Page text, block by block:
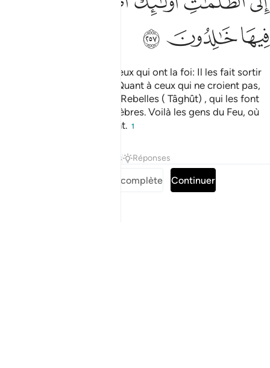
ﱚﱛ ﱜ
Allah est le défenseur de ceux qui ont la foi: Il les fait sortir
des ténèbres à la lumière. Quant à ceux qui ne croient pas,
ils ont pour défenseurs les Rebelles ( Tâghût) , qui les font
sortir de la lumière aux ténèbres. Voilà les gens du Feu, où
ils demeurent éternellement. 1
Réflexions Réponses
Lire la Sourate complète Continuer